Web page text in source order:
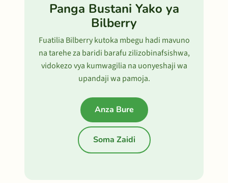
Panga Bustani Yako ya
Bilberry
Fuatilia Bilberry kutoka mbegu hadi mavuno
na tarehe za baridi barafu zilizobinafsishwa,
vidokezo vya kumwagilia na uonyeshaji wa
upandaji wa pamoja.
Anza Bure
Soma Zaidi